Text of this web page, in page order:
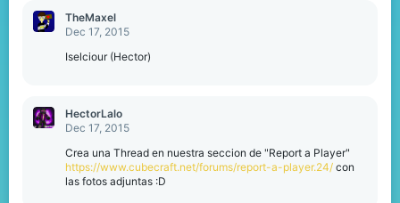
TheMaxel
Dec 17, 2015
Iselciour (Hector)
HectorLalo
Dec 17, 2015
Crea una Thread en nuestra seccion de "Report a Player"
https://www.cubecraft.net/forums/report-a-player.24/ con
las fotos adjuntas :D